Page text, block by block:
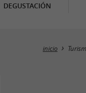
DEGUSTACIÓN
inicio